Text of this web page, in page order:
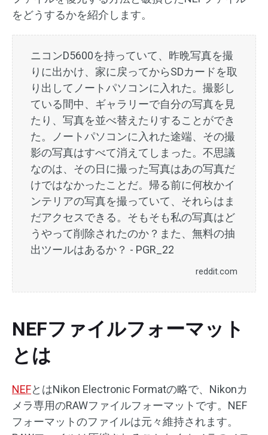
をどうするかを紹介します。
ニコンD5600を持っていて、昨晩写真を撮
りに出かけ、家に戻ってからSDカードを取
り出してノートパソコンに入れた。撮影し
ている間中、ギャラリーで自分の写真を見
たり、写真を並べ替えたりすることができ
た。ノートパソコンに入れた途端、その撮
影の写真はすべて消えてしまった。不思議
なのは、その日に撮った写真はあの写真だ
けではなかったことだ。帰る前に何枚かイ
ンテリアの写真を撮っていて、それらはま
だアクセスできる。そもそも私の写真はど
うやって削除されたのか？また、無料の抽
出ツールはあるか？ - PGR_22
reddit.com
NEFファイルフォーマット
とは
NEFとはNikon Electronic Formatの略で、Nikonカ
メラ専用のRAWファイルフォーマットです。NEF
フォーマットのファイルは元々維持されます。